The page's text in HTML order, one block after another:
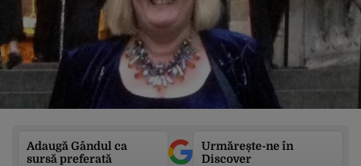
Adaugă Gândul ca
sursă preferată
Urmărește-ne în
Discover